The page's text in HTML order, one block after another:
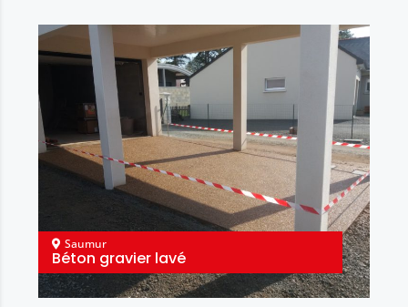
Saumur
Béton gravier lavé